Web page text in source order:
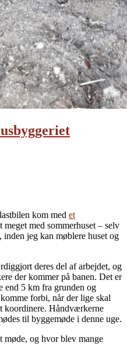
kom med et
med sommerhuset – selv
inden jeg kan møblere huset og
deres del af arbejdet, og
der kommer på banen. Det er
end 5 km fra grunden og
forbi, når der lige skal
koordinere. Håndværkerne
til byggemøde i denne uge.
og hvor blev mange